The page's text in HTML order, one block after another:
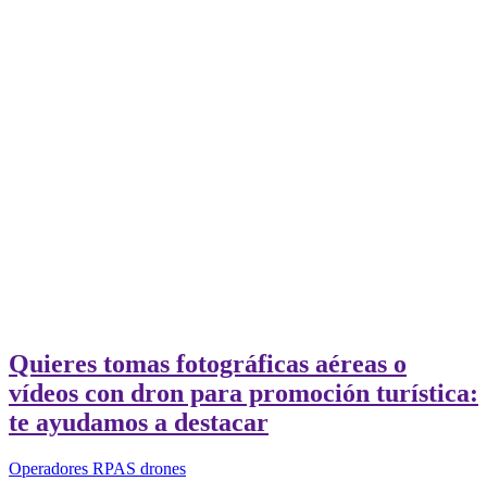
Quieres tomas fotográficas aéreas o
vídeos con dron para promoción turística:
te ayudamos a destacar
Operadores RPAS drones